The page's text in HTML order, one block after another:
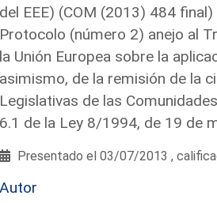
del EEE) (COM (2013) 484
Protocolo (número 2) anejo al
la Unión Europea sobre la
asimismo, de la remisión de la
Legislativas de las
6.1 de la Ley 8/1994, de 19 de
Presentado el 03/07/2013 ,
Autor